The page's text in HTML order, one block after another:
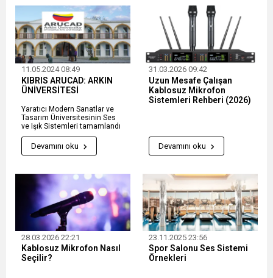
11.05.2024 08:49
KIBRIS ARUCAD: ARKIN
ÜNİVERSİTESİ
Yaratıcı Modern Sanatlar ve
Tasarım Üniversitesinin Ses
ve Işık Sistemleri tamamlandı
Devamını oku
31.03.2026 09:42
Uzun Mesafe Çalışan
Kablosuz Mikrofon
Sistemleri Rehberi (2026)
Devamını oku
28.03.2026 22:21
Kablosuz Mikrofon Nasıl
Seçilir?
23.11.2025 23:56
Spor Salonu Ses Sistemi
Örnekleri